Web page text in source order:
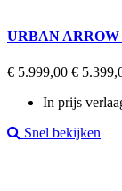
URBAN
Regular
€ 5.999,00 Prijs
€
In prijs
Snel bekijken